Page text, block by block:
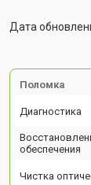
Дата
Поломка
Диагностика
обеспечения
Чистка